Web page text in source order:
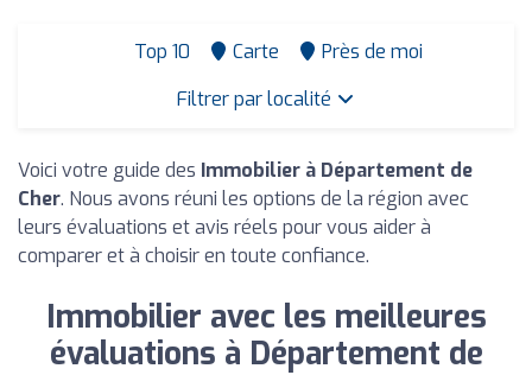
Top 10 Carte
Près de moi
Filtrer par localité
Voici votre guide des Immobilier à Département de
Cher. Nous avons réuni les options de la région avec
leurs évaluations et avis réels pour vous aider à
comparer et à choisir en toute confiance.
Immobilier avec les meilleures
évaluations à Département de